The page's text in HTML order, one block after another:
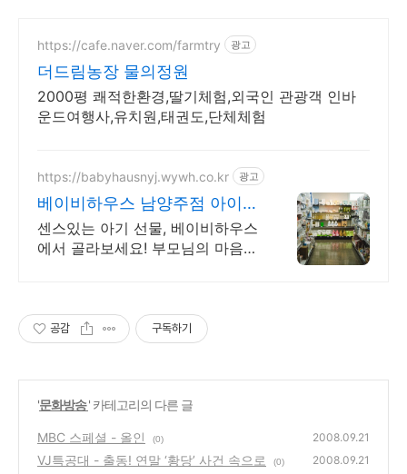
https://cafe.naver.com/farmtry 광고
더드림농장 물의정원
2000평 쾌적한환경,딸기체험,외국인 관광객 인바
운드여행사,유치원,태권도,단체체험
https://babyhausnyj.wywh.co.kr 광고
베이비하우스 남양주점 아이를
위한 최고의 공간
센스있는 아기 선물, 베이비하우스
에서 골라보세요! 부모님의 마음으
공감 구독하기
'문화방송' 카테고리의 다른 글
MBC 스페셜 - 올인 (0) 2008.09.21
VJ특공대 - 출동! 연말 ‘황당’ 사건 속으로 (0) 2008.09.21